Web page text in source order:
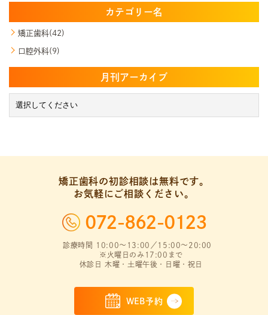
カテゴリー名
矯正歯科(42)
口腔外科(9)
月刊アーカイブ
矯正歯科の初診相談は無料です。
お気軽にご相談ください。
072-862-0123
診療時間 10:00～13:00／15:00～20:00
※火曜日のみ17:00まで
休診日 木曜・土曜午後・日曜・祝日
WEB予約